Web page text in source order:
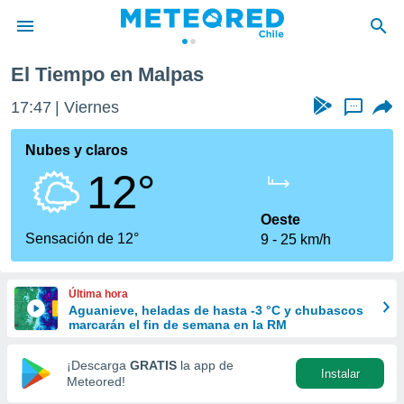
de
por
que se
calidad.
a este
las
y
forma
digital
basada
El Tiempo en Malpas
17:47 Viernes ...
Nubes y claros
12°
Sensación de 12°
Oeste
9
25 km/h
Última hora
Aguanieve, heladas de hasta -3 °C y chubascos
marcarán el fin de semana en la RM
¡Descarga GRATIS la app de
Meteored!
Instalar